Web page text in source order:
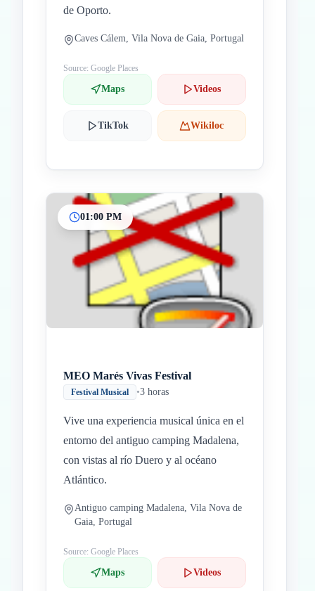
de Oporto.
Caves Cálem, Vila Nova de Gaia, Portugal
Source: Google Places
Maps Videos
TikTok Wikiloc
01:00 PM
MEO Marés Vivas Festival
Festival Musical •3 horas
Vive una experiencia musical única en el
entorno del antiguo camping Madalena,
con vistas al río Duero y al océano
Atlántico.
Antiguo camping Madalena, Vila Nova de
Gaia, Portugal
Source: Google Places
Maps Videos